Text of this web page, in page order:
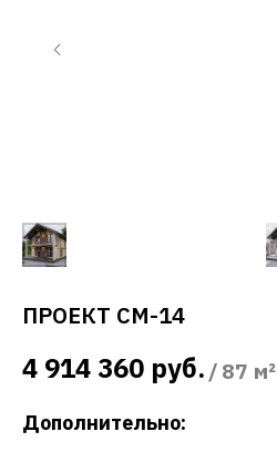
ПРОЕКТ СМ-14
4 914 360 руб. / 87 м²
Дополнительно: